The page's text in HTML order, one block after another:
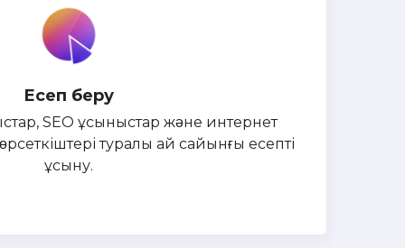
Есеп беру
SEO ұсыныстар және интернет
туралы ай сайынғы есепті
ұсыну.